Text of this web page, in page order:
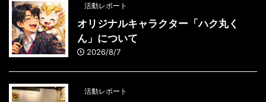
活動レポート
オリジナルキャラクター「ハク丸く
ん」について
2026/8/7
活動レポート